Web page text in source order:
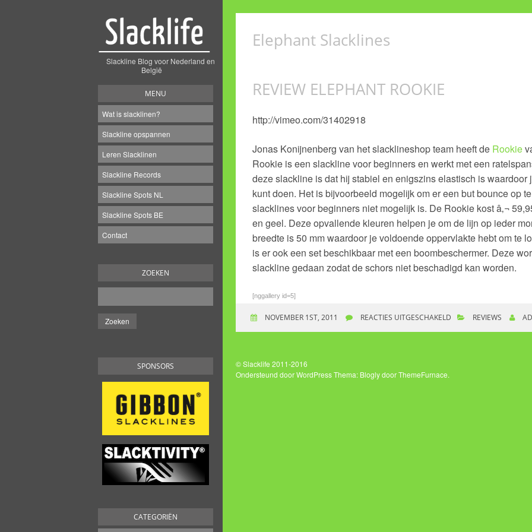
Slackline Blog voor Nederland en
België
MENU
Wat is slacklinen?
Slackline opspannen
Leren Slacklinen
Slackline Records
Slackline Spots NL
Slackline Spots BE
Contact
ZOEKEN
SPONSORS
CATEGORIËN
Elephant Slacklines
REVIEW ELEPHANT ROOKIE
http://vimeo.com/31402918
Jonas Konijnenberg van het slacklineshop team heeft de Rookie
Rookie is een slackline voor beginners en werkt met een
deze slackline is dat hij stabiel en enigszins elastisch is waardoor
kunt doen. Het is bijvoorbeeld mogelijk om er een but bounce op
slacklines voor beginners niet mogelijk is. De Rookie kost â‚¬
en geel. Deze opvallende kleuren helpen je om de lijn op ieder
breedte is 50 mm waardoor je voldoende oppervlakte hebt om te
is er ook een set beschikbaar met een boombeschermer. Deze
slackline gedaan zodat de schors niet beschadigd kan worden.
[nggallery id=5]
NOVEMBER 1ST, 2011 REACTIES UITGESCHAKELD VOOR REVIEW
REVIEWS
© Slacklife 2011-2016
Ondersteund door WordPressThema: Blogly doorThemeFurnace.